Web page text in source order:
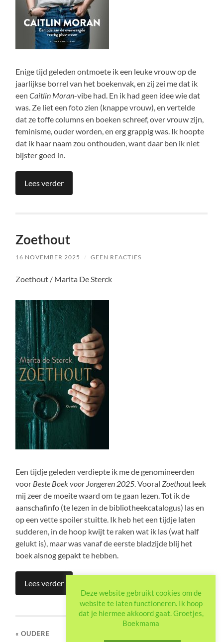
Enige tijd geleden ontmoete ik een leuke vrouw op de
jaarlijkse borrel van het boekenvak, en zij zei me dat ik
eenCaitlin Moran-vibe had. En ik had geen idee wie dat
was. Ze liet een foto zien (knappe vrouw), en vertelde
dat ze toffe columns en boeken schreef, over vrouw zijn,
feminisme, ouder worden, en erg grappig was. Ik hoopte
dat ik haar naam zou onthouden, want daar ben ik niet
bijster goed in.
Lees verder
Zoethout
16 NOVEMBER 2025 / GEEN REACTIES
Zoethout / Marita De Sterck
Een tijdje geleden verdiepte ik me de genomineerden
voor Beste Boek voor Jongeren 2025. VooralZoethoutleek
mij zeer de moeite waard om te gaan lezen. Tot ik de
aanschafinfo (te lezen in de bibliotheekcatalogus) las en
op een vette spoiler stuitte. Ik heb het een tijdje laten
sudderen, in de hoop kwijt te raken wat ik las (wat half
gelukt is), maar was vanaf de eerste bladzijde blij het
boek alsnog gepakt te hebben.
Lees verder
« OUDERE
Deze website gebruikt cookies om de
website te laten functioneren. Ik hoop
dat je hiermee akkoord gaat. Groetjes,
Boekmama